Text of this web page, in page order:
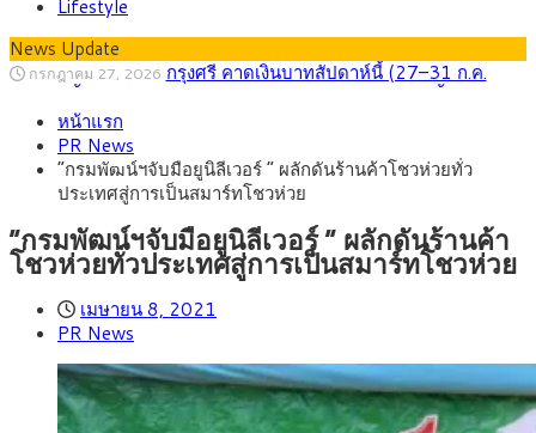
Lifestyle
News Update
กรกฎาคม 27, 2026 กรุงศรี คาดเงินบาทสัปดาห์นี้ (27–31 ก.ค.
หน้ารถไฟฟ้าสงขลา โมโนเรล 12.54 กม. เชื่อมเมืองหาดใหญ่
สิงหาคม 4, 2026
รายหัวเพียง 2,618 บาท เสนอทบทวนจัดสรรงบให้สอดคล้องภาระ
งานจริง
สิงหาคม 3, 2026
33.00-33.60 ติดตามข้อมูลจ้างงานสหรัฐฯ
สิงหาคม 1, 2026 “เอกนิติ” เปิดเครื่องยนต์เศรษฐกิจใหม่ของไทย
เดินหน้า 5 ยุทธศาสตร์ รื้อโครงสร้างเศรษฐกิจ ดันไทยโตเต็ม
ศักยภาพ
กรกฎาคม 27, 2026 ภัยเงียบใกล้ตัวเด็ก LSD “แสตมป์เมา” ยาเสพ
ติดลายการ์ตูน กรมศุลกากร เตือนผู้ปกครองเฝ้าระวัง หลังยึดล็อต
ใหญ่จากเยอรมนี
หน้าแรก
PR News
“กรมพัฒน์ฯจับมือยูนิลีเวอร์ ” ผลักดันร้านค้าโชวห่วยทั่ว
ประเทศสู่การเป็นสมาร์ทโชวห่วย
“กรมพัฒน์ฯจับมือยูนิลีเวอร์ ” ผลักดันร้านค้า
โชวห่วยทั่วประเทศสู่การเป็นสมาร์ทโชวห่วย
เมษายน 8, 2021
PR News